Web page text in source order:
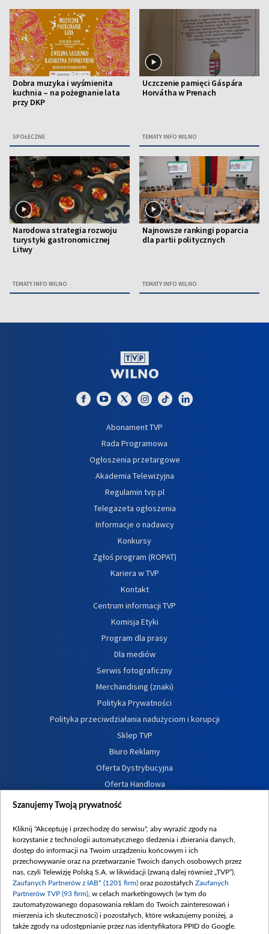
Dobra muzyka i wyśmienita
kuchnia – na pożegnanie lata
przy DKP
SPOŁECZNE
Uczczenie pamięci Gáspára
Horvátha w Prenach
TEMATY INFO WILNO
Narodowa strategia rozwoju
turystyki gastronomicznej
Litwy
TEMATY INFO WILNO
Najnowsze rankingi poparcia
dla partii politycznych
TEMATY INFO WILNO
Abonament TVP
Rada Programowa
Ogłoszenia przetargowe
Akademia Telewizyjna
Regulamin tvp.pl
Telegazeta ogłoszenia
Informacje o nadawcy
Konkursy
Zgłoś program (ROPAT)
Kariera w TVP
Kontakt
Centrum informacji TVP
Komisja Etyki
Program dla prasy
Dla mediów
Serwis fotograficzny
Merchandising (znaki)
Polityka Prywatności
Polityka przeciwdziałania nadużyciom i korupcji
Sklep TVP
Biuro Reklamy
Oferta Dystrybucyjna
Oferta Handlowa
Dostępność
Procedura zgłoszeń wewnętrznych
Szanujemy Twoją prywatność
Kliknij "Akceptuję i przechodzę do serwisu", aby wyrazić zgody na
korzystanie z technologii automatycznego śledzenia i zbierania danych,
dostęp do informacji na Twoim urządzeniu końcowym i ich
przechowywanie oraz na przetwarzanie Twoich danych osobowych przez
nas, czyli Telewizję Polską S.A. w likwidacji (zwaną dalej również „TVP”),
Zaufanych Partnerów z IAB* (1201 firm) oraz pozostałych Zaufanych
Partnerów TVP (93 firm) , w celach marketingowych (w tym do
zautomatyzowanego dopasowania reklam do Twoich zainteresowań i
mierzenia ich skuteczności) i pozostałych, które wskazujemy poniżej, a
także zgody na udostępnianie przez nas identyfikatora PPID do Google.